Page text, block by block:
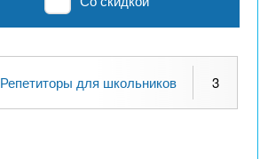
Репетиторы для школьников 3